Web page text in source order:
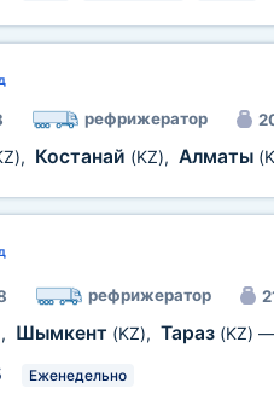
рефрижератор
, Костанай (KZ), Алматы
рефрижератор
, Шымкент (KZ), Тараз (KZ) —
Еженедельно